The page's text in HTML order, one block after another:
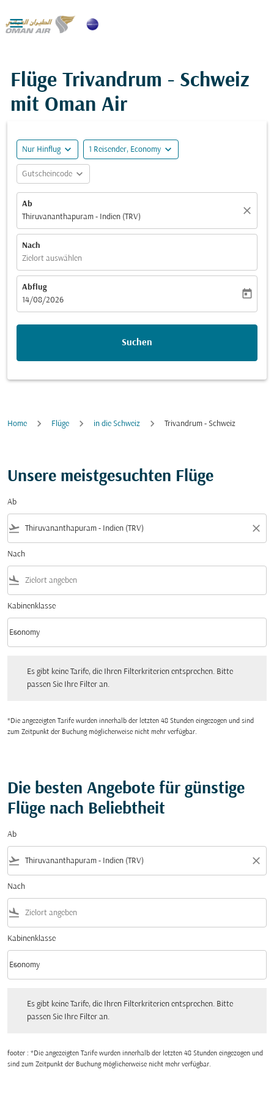

Flüge Trivandrum - Schweiz
mit Oman Air
Nur Hinflug expand_more 1 Reisender, Economy expand_more
Gutscheincode expand_more
Ab
Thiruvananthapuram - Indien (TRV)
close
Nach
Zielort auswählen
Abflug
fc-booking-departure-date-aria-label
14/08/2026
today
Suchen
Home Flüge in die Schweiz Trivandrum - Schweiz
Unsere meistgesuchten Flüge
Ab
flight_takeoff close
Nach
flight_land
Kabinenklasse
Kabinenklasse option Economy Selected
Economy
keyboard_arrow_down
Es gibt keine Tarife, die Ihren Filterkriterien entsprechen. Bitte
passen Sie Ihre Filter an.
*Die angezeigten Tarife wurden innerhalb der letzten 48 Stunden eingezogen und sind
zum Zeitpunkt der Buchung möglicherweise nicht mehr verfügbar.
Die besten Angebote für günstige
Flüge nach Beliebtheit
Ab
flight_takeoff close
Nach
flight_land
Kabinenklasse
Kabinenklasse option Economy Selected
Economy
keyboard_arrow_down
Es gibt keine Tarife, die Ihren Filterkriterien entsprechen. Bitte
passen Sie Ihre Filter an.
footer : *Die angezeigten Tarife wurden innerhalb der letzten 48 Stunden eingezogen und
sind zum Zeitpunkt der Buchung möglicherweise nicht mehr verfügbar.